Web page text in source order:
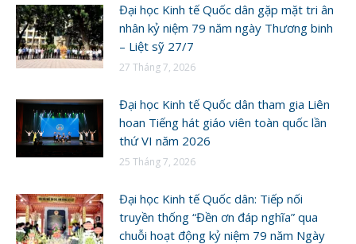
Đại học Kinh tế Quốc dân gặp mặt tri ân
nhân kỷ niệm 79 năm ngày Thương binh
– Liệt sỹ 27/7
27 Tháng 7, 2026
Đại học Kinh tế Quốc dân tham gia Liên
hoan Tiếng hát giáo viên toàn quốc lần
thứ VI năm 2026
25 Tháng 7, 2026
Đại học Kinh tế Quốc dân: Tiếp nối
truyền thống “Đền ơn đáp nghĩa” qua
chuỗi hoạt động kỷ niệm 79 năm Ngày